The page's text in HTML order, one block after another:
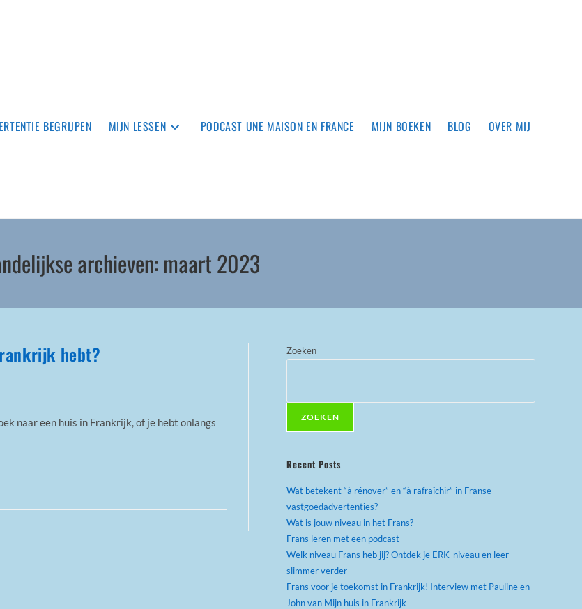
BEGRIJPEN MIJN LESSEN PODCAST UNE MAISON EN FRANCE MIJN BOEKEN BLOG OVER MIJ
archieven: maart 2023
hebt?
naar een huis in Frankrijk, of je hebt onlangs
Zoeken
ZOEKEN
Recent Posts
Wat betekent “à rénover” en “à rafraîchir” in Franse
vastgoedadvertenties?
Wat is jouw niveau in het Frans?
Frans leren met een podcast
Welk niveau Frans heb jij? Ontdek je ERK-niveau en leer
slimmer verder
Frans voor je toekomst in Frankrijk! Interview met Pauline en
John van Mijn huis in Frankrijk